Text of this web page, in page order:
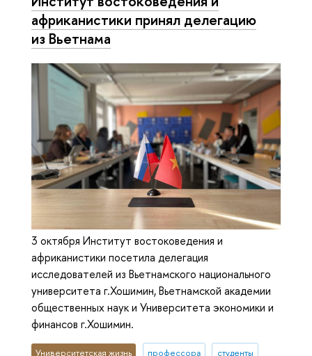
африканистики принял делегацию
из Вьетнама
3 октября Институт востоковедения и
африканистики посетила делегация
исследователей из Вьетнамского национального
университета г.Хошимин, Вьетнамской академии
общественных наук и Университета экономики и
финансов г.Хошимин.
Университетская жизнь профессора студенты